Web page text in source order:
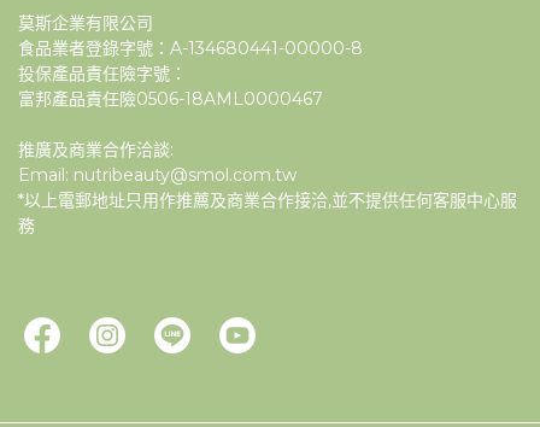
莫斯企業有限公司
食品業者登錄字號：A-134680441-00000-8
投保產品責任險字號：
富邦產品責任險0506-18AML0000467
推廣及商業合作洽談:
Email: nutribeauty@smol.com.tw
*以上電郵地址只用作推薦及商業合作接洽,並不提供任何客服中心服
務